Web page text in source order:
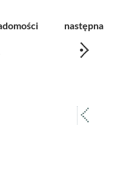
następna